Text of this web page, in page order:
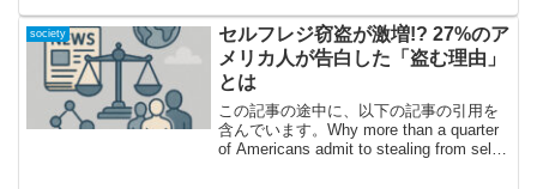
society
セルフレジ窃盗が激増!? 27%のア
メリカ人が告白した「盗む理由」
とは
この記事の途中に、以下の記事の引用を
含んでいます。Why more than a quarter
of Americans admit to stealing from self-